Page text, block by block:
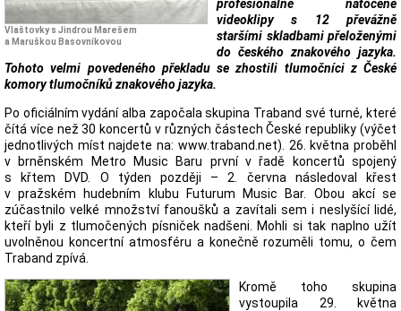
Vlaštovky s Jindrou Marešem
a Maruškou Basovníkovou
profesionálně natočené
videoklipy s 12 převážně
staršími skladbami přeloženými
do českého znakového jazyka.
Tohoto velmi povedeného překladu se zhostili tlumočníci z České
komory tlumočníků znakového jazyka.
Po oficiálním vydání alba započala skupina Traband své turné, které
čítá více než 30 koncertů v různých částech České republiky (výčet
jednotlivých míst najdete na: www.traband.net). 26. května proběhl
v brněnském Metro Music Baru první v řadě koncertů spojený
s křtem DVD. O týden později – 2. června následoval křest
v pražském hudebním klubu Futurum Music Bar. Obou akcí se
zúčastnilo velké množství fanoušků a zavítali sem i neslyšící lidé,
kteří byli z tlumočených písniček nadšeni. Mohli si tak naplno užít
uvolněnou koncertní atmosféru a konečně rozuměli tomu, o čem
Traband zpívá.
Kromě toho skupina
vystoupila 29. května